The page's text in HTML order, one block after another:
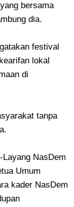
bersama
dia.
festival
lokal
di
tanpa
NasDem
Umum
kader NasDem